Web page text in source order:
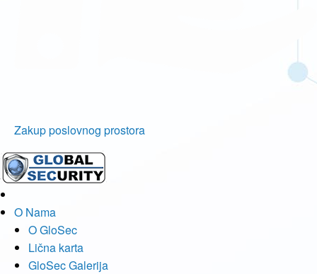
Zakup poslovnog prostora
O Nama
O GloSec
Lična karta
GloSec Galerija